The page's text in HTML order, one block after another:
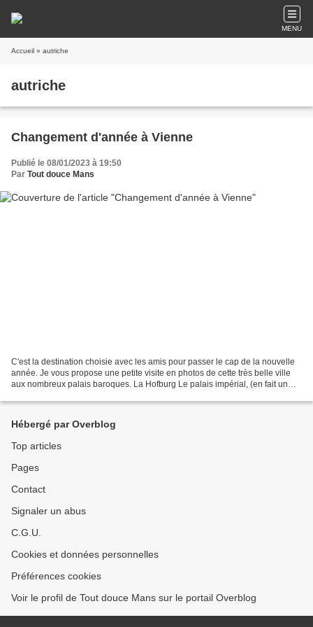
MENU
Accueil » autriche
autriche
Changement d'année à Vienne
Publié le 08/01/2023 à 19:50
Par Tout douce Mans
C'est la destination choisie avec les amis pour passer le cap de la nouvelle
année. Je vous propose une petite visite en photos de cette très belle ville
aux nombreux palais baroques. La Hofburg Le palais impérial, (en fait un
Hébergé par Overblog
Top articles
Pages
Contact
Signaler un abus
C.G.U.
Cookies et données personnelles
Préférences cookies
Voir le profil de Tout douce Mans sur le portail Overblog